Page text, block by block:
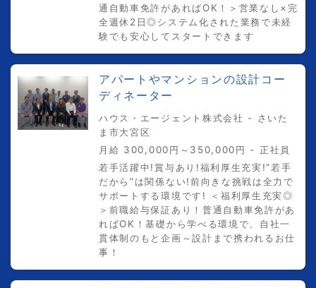
通自動車免許があればOK！＞営業なし×完
全週休2日◎システム化された業務で未経
験でも安心してスタートできます
アパートやマンションの設計コー
ディネーター
ハウス・エージェント株式会社 - さいた
ま市大宮区
月給 300,000円～350,000円 - 正社員
若手活躍中!賞与あり!福利厚生充実!”若手
だから”は関係ない!前向きな挑戦は全力で
サポートする環境です! ＜福利厚生充実◎
＞前職給与保証あり！普通自動車免許があ
ればOK！基礎から学べる環境で、自社一
貫体制のもと企画～設計まで携われるお仕
事！